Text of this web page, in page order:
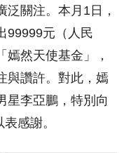
泛關注。本月1日，
99999元（人民
嫣然天使基金」，
與讚許。對此，嫣
星李亞鵬，特別向
感謝。